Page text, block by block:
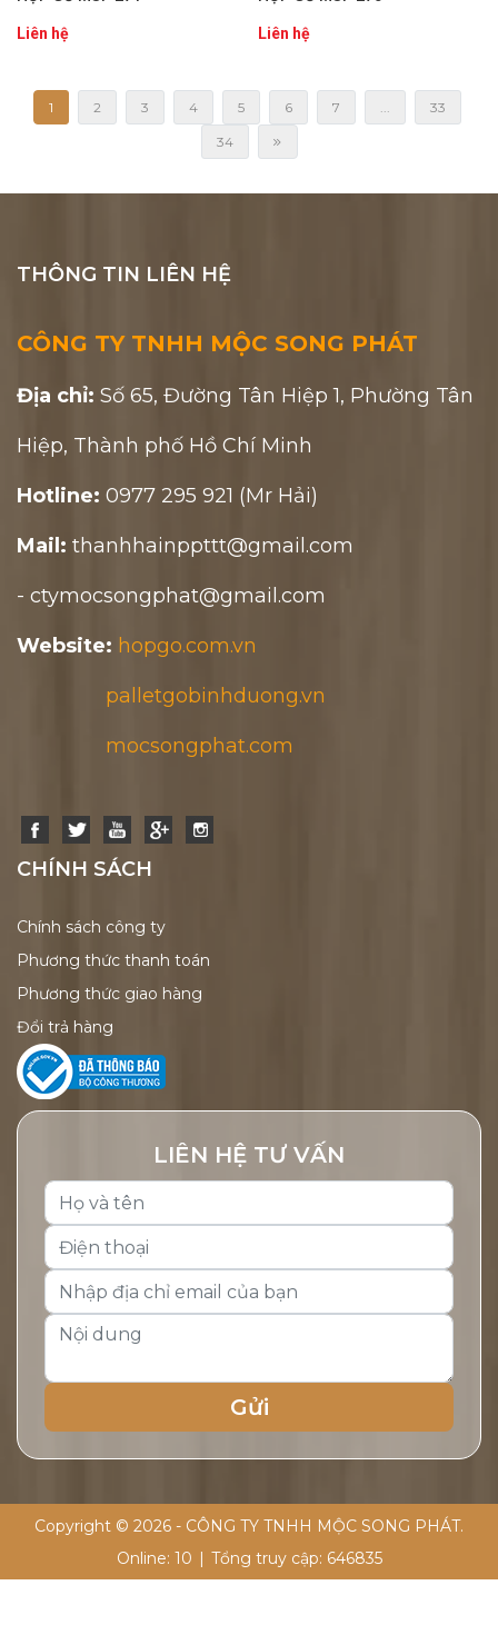
Liên hệ Liên hệ
1 2 3 4 5 6 7 ... 33
34
THÔNG TIN LIÊN HỆ
CÔNG TY TNHH MỘC SONG PHÁT
Địa chỉ: Số 65, Đường Tân Hiệp 1, Phường Tân
Hiệp, Thành phố Hồ Chí Minh
Hotline: 0977 295 921 (Mr Hải)
Mail: thanhhainppttt@gmail.com
- ctymocsongphat@gmail.com
Website: hopgo.com.vn
palletgobinhduong.vn
mocsongphat.com
CHÍNH SÁCH
Chính sách công ty
Phương thức thanh toán
Phương thức giao hàng
Đổi trả hàng
LIÊN HỆ TƯ VẤN
Copyright © 2026 - CÔNG TY TNHH MỘC SONG PHÁT.
Online: 10 Tổng truy cập: 646835